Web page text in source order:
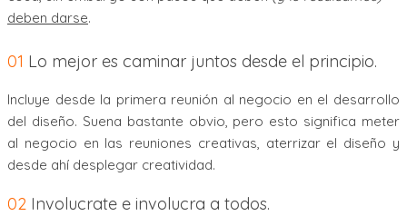
deben darse.
01 Lo mejor es caminar juntos desde el principio.
Incluye desde la primera reunión al negocio en el desarrollo
del diseño. Suena bastante obvio, pero esto significa meter
al negocio en las reuniones creativas, aterrizar el diseño y
desde ahí desplegar creatividad.
02 Involucrate e involucra a todos.